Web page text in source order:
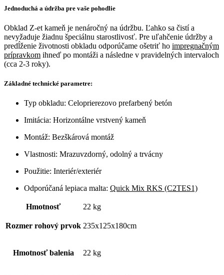
Jednoduchá a údržba pre vaše pohodlie
Obklad Z-et kameň je nenáročný na údržbu. Ľahko sa čistí a
nevyžaduje žiadnu špeciálnu starostlivosť. Pre uľahčenie údržby a
predĺženie životnosti obkladu odporúčame ošetriť ho impregnačným
prípravkom ihneď po montáži a následne v pravidelných intervaloch
(cca 2-3 roky).
Základné technické parametre:
Typ obkladu: Celoprierezovo prefarbený betón
Imitácia: Horizontálne vrstvený kameň
Montáž: Bezškárová montáž
Vlastnosti: Mrazuvzdorný, odolný a trvácny
Použitie: Interiér/exteriér
Odporúčaná lepiaca malta: Quick Mix RKS (C2TES1)
Hmotnosť 22 kg
Rozmer rohový prvok 235x125x180cm
Hmotnosť balenia 22 kg